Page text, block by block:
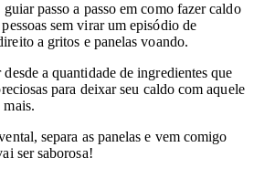
passo a passo em como fazer caldo
sem virar um episódio de
a gritos e panelas voando.
a quantidade de ingredientes que
para deixar seu caldo com aquele
mais.
separa as panelas e vem comigo
ser saborosa!